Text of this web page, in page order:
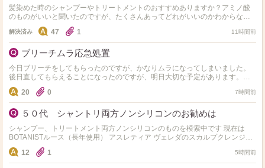
髪染めた時のシャンプーやトリートメントのおすすめありますか？アミノ酸
のものがいいと聞いたのですが、たくさんあってどれがいいのかわからない
ので、教えて欲しいです！ 髪質は細くて柔らかいです！
解決済み 47 1 11時間前
ブリーチムラ応急処置
今日ブリーチをしてもらったのですが、かなりムラになってしまいました。
後日直してもらえることになったのですが、明日大切な予定があります。少
しでもマシになる方法があれば教えて頂きたいです。
20 0 7時間前
５０代 シャントリ両方ノンシリコンのお勧めは
シャンプー、トリートメント両方ノンシリコンのものを模索中です 現在は
BOTANISTルース（長年使用） アスレティア ヴェレダのスカルプクレンジン
グを 使用中です 基本的にはトリート…
12 1 5時間前